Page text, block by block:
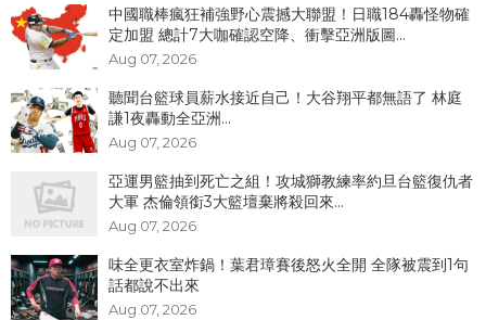
中國職棒瘋狂補強野心震撼大聯盟！日職184轟怪物確
定加盟 總計7大咖確認空降、衝擊亞洲版圖...
Aug 07, 2026
聽聞台籃球員薪水接近自己！大谷翔平都無語了 林庭
謙1夜轟動全亞洲...
Aug 07, 2026
亞運男籃抽到死亡之組！攻城獅教練率約旦台籃復仇者
大軍 杰倫領銜3大籃壇棄將殺回來...
Aug 07, 2026
味全更衣室炸鍋！葉君璋賽後怒火全開 全隊被震到1句
話都說不出來
Aug 07, 2026